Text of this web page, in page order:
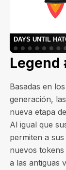
Legend
Basadas en
generación,
nueva etapa
Al igual que
permiten a
nuevos tokens
a las antiguas